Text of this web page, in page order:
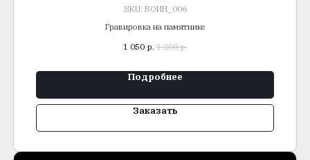
SKU: ВОИН_006
Гравировка на памятнике
1 050 р. 1 200 р.
Подробнее
Заказать